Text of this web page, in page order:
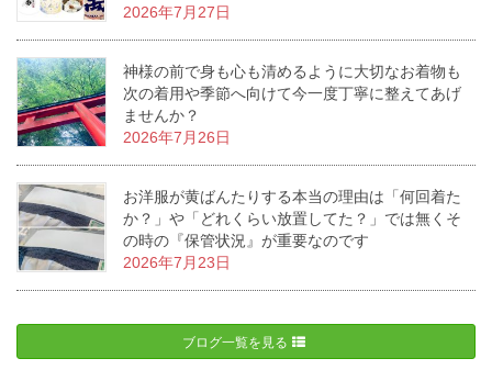
2026年7月27日
神様の前で身も心も清めるように大切なお着物も
次の着用や季節へ向けて今一度丁寧に整えてあげ
ませんか？
2026年7月26日
お洋服が黄ばんたりする本当の理由は「何回着た
か？」や「どれくらい放置してた？」では無くそ
の時の『保管状況』が重要なのです
2026年7月23日
ブログ一覧を見る